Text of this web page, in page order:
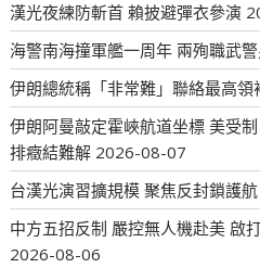
漢光夜練防斬首 賴披避彈衣參演
海警南海撞軍艦一周年 兩殉職武
伊朗總統稱「非常難」聯絡最高領
伊朗阿曼敲定霍峽航道坐標 美受
排癥結難解 2026-08-07
台漢光演習擴規模 聚焦反封鎖護航
中方五招反制 嚴控無人機赴美 啟
2026-08-06